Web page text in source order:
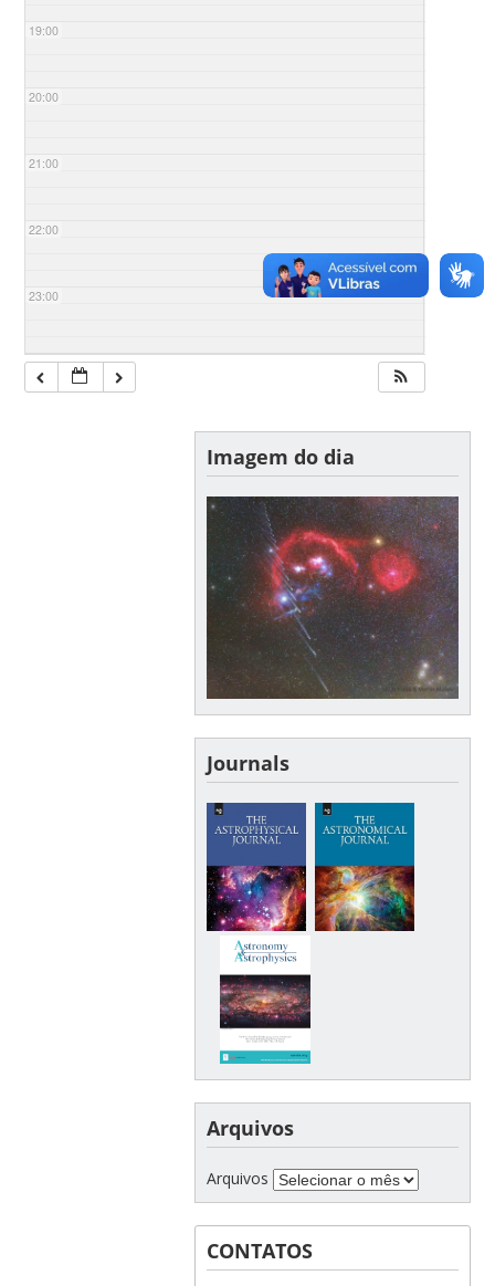
19:00
20:00
21:00
22:00
23:00
Imagem do dia
Journals
Arquivos
Arquivos
CONTATOS